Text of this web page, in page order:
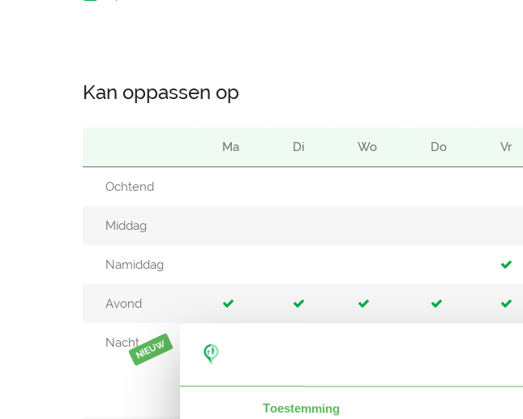
Toestemming
Kan oppassen op
Ma Di Wo Do Vr
Ochtend
Middag
Namiddag
Avond
NachtNIEUW